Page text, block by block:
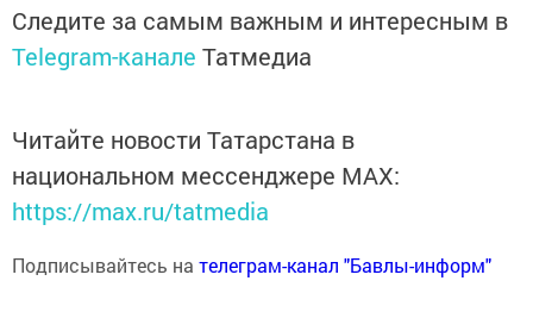
Следите за самым важным и интересным в
Telegram-канале Татмедиа
Читайте новости Татарстана в
национальном мессенджере MАХ:
https://max.ru/tatmedia
Подписывайтесь на телеграм-канал "Бавлы-информ"